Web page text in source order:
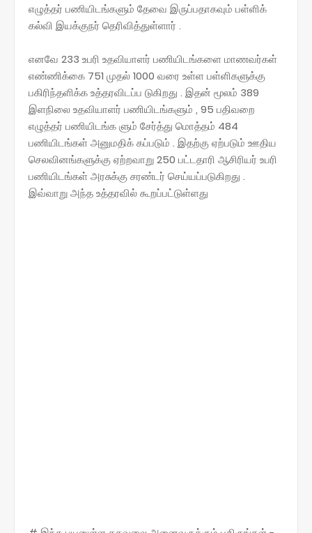
எழுத்தர் பணியிடங்களும் தேவை இருப்பதாகவும் பள்ளிக்
கல்வி இயக்குநர் தெரிவித்துள்ளார் .
எனவே 233 உபரி உதவியாளர் பணியிடங்களை மாணவர்கள்
எண்ணிக்கை 751 முதல் 1000 வரை உள்ள பள்ளிகளுக்கு
பகிரிந்தளிக்க உத்தரவிடப்ப டுகிறது . இதன் மூலம் 389
இளநிலை உதவியாளர் பணியிடங்களும் , 95 பதிவறை
எழுத்தர் பணியிடங்க ளும் சேர்த்து மொத்தம் 484
பணியிடங்கள் அனுமதிக் கப்படும் . இதற்கு ஏற்படும் ஊதிய
செலவினங்களுக்கு ஏற்றவாறு 250 பட்டதாரி ஆசிரியர் உபரி
பணியிடங்கள் அரசுக்கு சரண்டர் செய்யப்படுகிறது .
இவ்வாறு அந்த உத்தரவில் கூறப்பட்டுள்ளது